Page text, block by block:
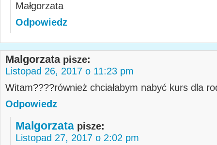
Małgorzata
Odpowiedz
Malgorzata pisze:
Listopad 26, 2017 o 11:23 pm
Witam????również chciałabym nabyć kurs dla
Odpowiedz
Malgorzata pisze:
Listopad 27, 2017 o 2:02 pm